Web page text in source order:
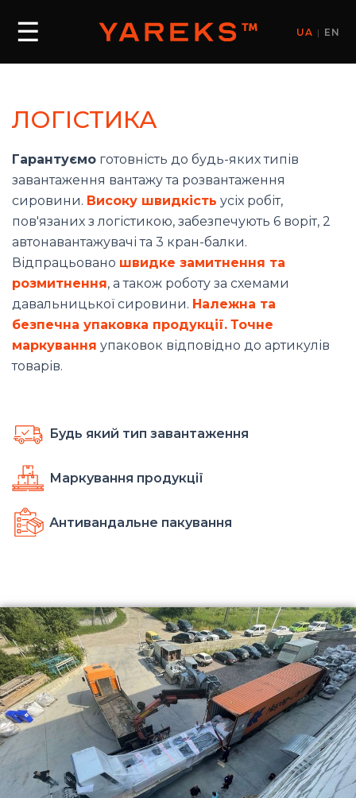
☰ UA | EN
ЛОГІСТИКА
Гарантуємо готовність до будь-яких типів
завантаження вантажу та розвантаження
сировини. Високу швидкість усіх робіт,
пов'язаних з логістикою, забезпечують 6 воріт, 2
автонавантажувачі та 3 кран-балки.
Відпрацьовано швидке замитнення та
розмитнення, а також роботу за схемами
давальницької сировини. Належна та
безпечна упаковка продукції. Точне
маркування упаковок відповідно до артикулів
товарів.
Будь який тип завантаження
Маркування продукції
Антивандальне пакування